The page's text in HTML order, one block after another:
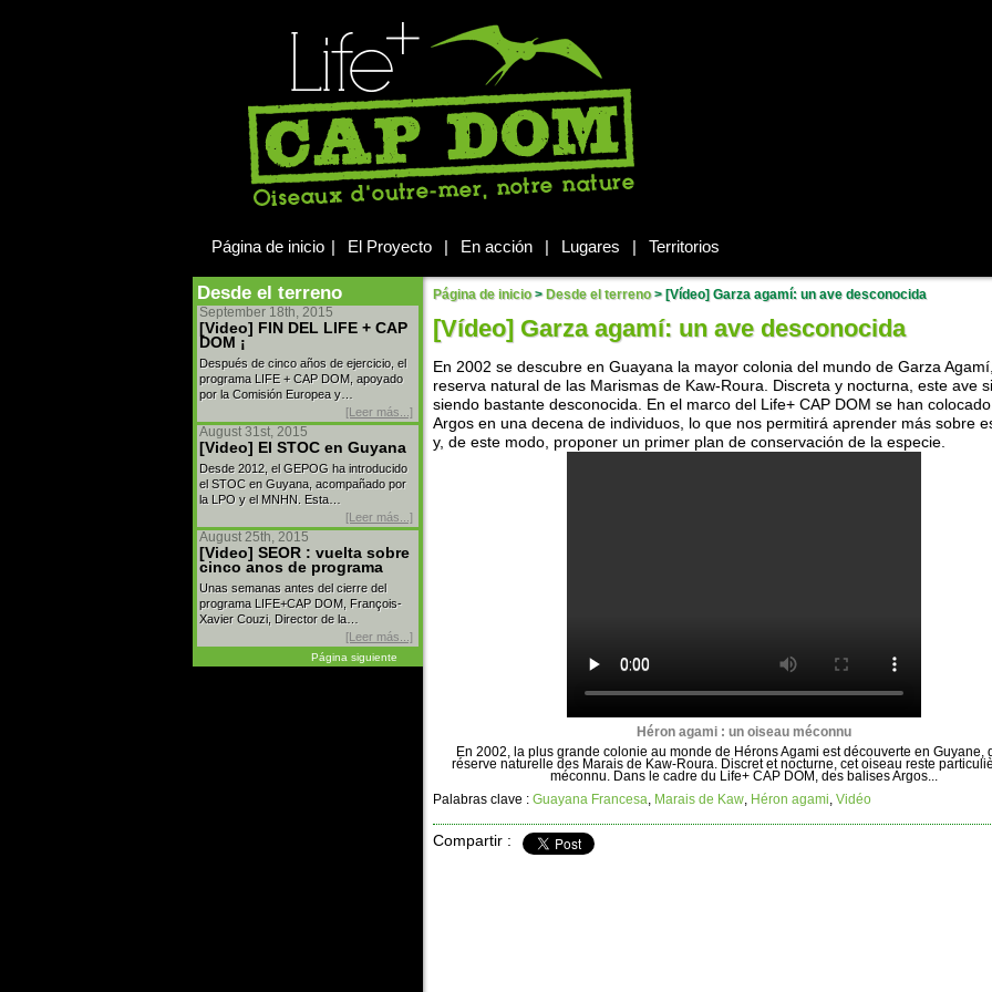
Página de inicio | El Proyecto | En acción | Lugares | Territorios
Desde el terreno
September 18th, 2015
[Video] FIN DEL LIFE + CAP
DOM ¡
Después de cinco años de ejercicio, el
programa LIFE + CAP DOM, apoyado
por la Comisión Europea y…
[Leer más...]
August 31st, 2015
[Video] El STOC en Guyana
Desde 2012, el GEPOG ha introducido
el STOC en Guyana, acompañado por
la LPO y el MNHN. Esta…
[Leer más...]
August 25th, 2015
[Video] SEOR : vuelta sobre
cinco anos de programa
Unas semanas antes del cierre del
programa LIFE+CAP DOM, François-
Xavier Couzi, Director de la…
[Leer más...]
Página siguiente
Página de inicio > Desde el terreno >[Vídeo] Garza agamí: un ave desconocida
[Vídeo] Garza agamí: un ave desconocida
En 2002 se descubre en Guayana la mayor colonia del mundo de Garza
reserva natural de las Marismas de Kaw-Roura. Discreta y nocturna, este ave
siendo bastante desconocida. En el marco del Life+ CAP DOM se han
Argos en una decena de individuos, lo que nos permitirá aprender más sobre
y, de este modo, proponer un primer plan de conservación de la especie.
Héron agami : un oiseau méconnu
En 2002, la plus grande colonie au monde de Hérons Agami est découverte en Guyane,
réserve naturelle des Marais de Kaw-Roura. Discret et nocturne, cet oiseau reste
méconnu. Dans le cadre du Life+ CAP DOM, des balises Argos...
Palabras clave : Guayana Francesa Marais de Kaw Héron agami Vidéo
Compartir :